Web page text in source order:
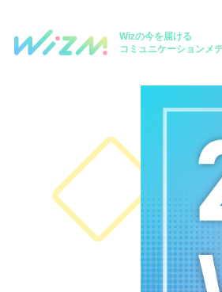
Wizの今を届ける
コミュニケーションメ